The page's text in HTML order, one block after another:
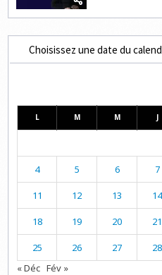
Choisissez une date du
L M M J
4 5 6 7
11 12 13 14
18 19 20 21
25 26 27 28
« Déc Fév »